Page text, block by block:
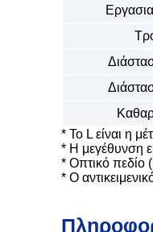
* Το L είναι η
* Η μεγέθυνση
* Οπτικό πεδίο
* Ο